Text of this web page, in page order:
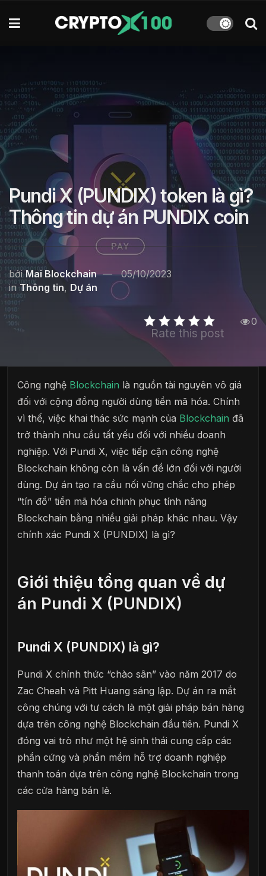
Pundi X (PUNDIX) token là gì?
Thông tin dự án PUNDIX coin
bởi Mai Blockchain
05/10/2023
in Thông tin, Dự án
Rate this post
0
Công nghệ Blockchain là nguồn tài nguyên vô giá
đối với cộng đồng người dùng tiền mã hóa. Chính
vì thế, việc khai thác sức mạnh của Blockchain đã
trở thành nhu cầu tất yếu đối với nhiều doanh
nghiệp. Với Pundi X, việc tiếp cận công nghệ
Blockchain không còn là vấn đề lớn đối với người
dùng. Dự án tạo ra cầu nối vững chắc cho phép
“tín đồ” tiền mã hóa chinh phục tính năng
Blockchain bằng nhiều giải pháp khác nhau. Vậy
chính xác Pundi X (PUNDIX) là gì?
Giới thiệu tổng quan về dự
án Pundi X (PUNDIX)
Pundi X (PUNDIX) là gì?
Pundi X chính thức “chào sân” vào năm 2017 do
Zac Cheah và Pitt Huang sáng lập. Dự án ra mắt
công chúng với tư cách là một giải pháp bán hàng
dựa trên công nghệ Blockchain đầu tiên. Pundi X
đóng vai trò như một hệ sinh thái cung cấp các
phần cứng và phần mềm hỗ trợ doanh nghiệp
thanh toán dựa trên công nghệ Blockchain trong
các cửa hàng bán lẻ.